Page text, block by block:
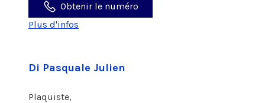
Obtenir le numéro
Plus d'infos
Di Pasquale Julien
Plaquiste,